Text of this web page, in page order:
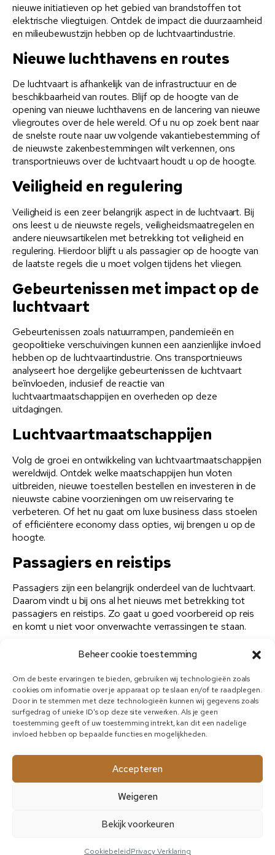
Beheer cookie toestemming
Om de beste ervaringen te bieden, gebruiken wij technologieën zoals
cookies om informatie over je apparaat op te slaan en/of te raadplegen.
Door in te stemmen met deze technologieën kunnen wij gegevens zoals
surfgedrag of unieke ID's op deze site verwerken. Als je geen
toestemming geeft of uw toestemming intrekt, kan dit een nadelige
invloed hebben op bepaalde functies en mogelijkheden.
Accepteren
Weigeren
Bekijk voorkeuren
CookiebeleidPrivacy Verklaring
nieuwe initiatieven op het gebied van brandstoffen tot
elektrische vliegtuigen. Ontdek de impact die duurzaamheid
en milieubewustzijn hebben op de luchtvaartindustrie.
Nieuwe luchthavens en routes
De luchtvaart is afhankelijk van de infrastructuur en de
beschikbaarheid van routes. Blijf op de hoogte van de
opening van nieuwe luchthavens en de lancering van nieuwe
vliegroutes over de hele wereld. Of u nu op zoek bent naar
de snelste route naar uw volgende vakantiebestemming of
de nieuwste zakenbestemmingen wilt verkennen, ons
transportnieuws over de luchtvaart houdt u op de hoogte.
Veiligheid en regulering
Veiligheid is een zeer belangrijk aspect in de luchtvaart. Bij
ons leest u de nieuwste regels, veiligheidsmaatregelen en
andere nieuwsartikelen met betrekking tot veiligheid en
regulering. Hierdoor blijft u als passagier op de hoogte van
de laatste regels die u moet volgen tijdens het vliegen.
Gebeurtenissen met impact op de
luchtvaart
Gebeurtenissen zoals natuurrampen, pandemieën en
geopolitieke verschuivingen kunnen een aanzienlijke invloed
hebben op de luchtvaartindustrie. Ons transportnieuws
analyseert hoe dergelijke gebeurtenissen de luchtvaart
beïnvloeden, inclusief de reactie van
luchtvaartmaatschappijen en overheden op deze
uitdagingen.
Luchtvaartmaatschappijen
Volg de groei en ontwikkeling van luchtvaartmaatschappijen
wereldwijd. Ontdek welke maatschappijen hun vloten
uitbreiden, nieuwe toestellen bestellen en investeren in de
nieuwste cabine voorzieningen om uw reiservaring te
verbeteren. Of het nu gaat om luxe business class stoelen
of efficiëntere economy class opties, wij brengen u op de
hoogte.
Passagiers en reistips
Passagiers zijn een belangrijk onderdeel van de luchtvaart.
Daarom vindt u bij ons al het nieuws met betrekking tot
passagiers en reistips. Zo gaat u goed voorbereid op reis
en komt u niet voor onverwachte verrassingen te staan.
Voor al het transportnieuws over de luchtvaart bent u bij
ons op de juiste plek. NLTransportnieuws houdt u op de
hoogte over de laatste ontwikkelingen en nieuwsartikelen
binnen de luchtvaart.
Alle rechten
info@nltransportnieuws.nl